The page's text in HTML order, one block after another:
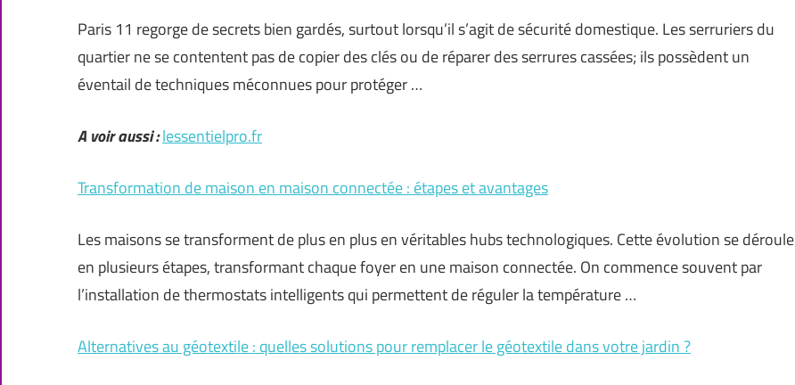
Paris 11 regorge de secrets bien gardés, surtout lorsqu’il s’agit de sécurité domestique. Les serruriers du
quartier ne se contentent pas de copier des clés ou de réparer des serrures cassées; ils possèdent un
éventail de techniques méconnues pour protéger …
A voir aussi :lessentielpro.fr
Transformation de maison en maison connectée : étapes et avantages
Les maisons se transforment de plus en plus en véritables hubs technologiques. Cette évolution se déroule
en plusieurs étapes, transformant chaque foyer en une maison connectée. On commence souvent par
l’installation de thermostats intelligents qui permettent de réguler la température …
Alternatives au géotextile : quelles solutions pour remplacer le géotextile dans votre jardin ?